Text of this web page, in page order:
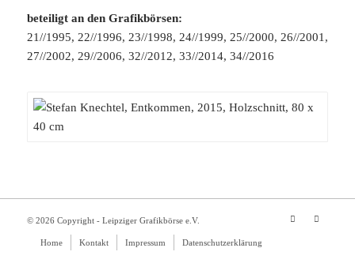
beteiligt an den Grafikbörsen:
21//1995, 22//1996, 23//1998, 24//1999, 25//2000, 26//2001,
27//2002, 29//2006, 32//2012, 33//2014, 34//2016
© 2026 Copyright - Leipziger Grafikbörse e.V.
Home Kontakt Impressum Datenschutzerklärung